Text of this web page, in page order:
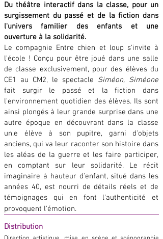
Du théâtre interactif dans la classe, pour un
surgissement du passé et de la fiction dans
l'univers familier des enfants et une
ouverture à la solidarité.
Le compagnie Entre chien et loup s'invite à
l'école ! Conçu pour être joué dans une salle
de classe exclusivement, pour des élèves du
CE1 au CM2, le spectacle Siméon, Siméone
fait surgir le passé et la fiction dans
l'environnement quotidien des élèves. Ils sont
ainsi plongés à leur grande surprise dans une
autre époque en découvrant dans la classe
un.e élève à son pupitre, garni d'objets
anciens, qui va leur raconter son histoire dans
les aléas de la guerre et les faire participer,
en comptant sur leur solidarité. Le récit
imaginaire à hauteur d'enfant, situé dans les
années 40, est nourri de détails réels et de
témoignages qui en font l'authenticité et
provoquent l'émotion.
Distribution